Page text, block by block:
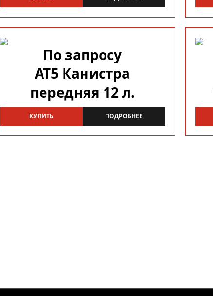
По запросу
AT5 Канистра
передняя 12 л.
КУПИТЬ ПОДРОБНЕЕ